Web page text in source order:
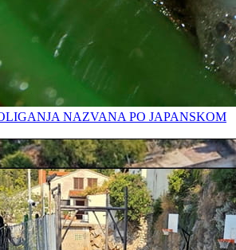
NAZVANA PO JAPANSKOM